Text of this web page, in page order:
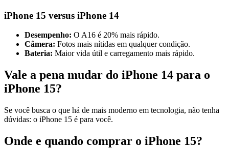
iPhone 15 versus iPhone 14
Desempenho: O A16 é 20% mais rápido.
Câmera: Fotos mais nítidas em qualquer condição.
Bateria: Maior vida útil e carregamento mais rápido.
Vale a pena mudar do iPhone 14 para o
iPhone 15?
Se você busca o que há de mais moderno em tecnologia, não tenha
dúvidas: o iPhone 15 é para você.
Onde e quando comprar o iPhone 15?